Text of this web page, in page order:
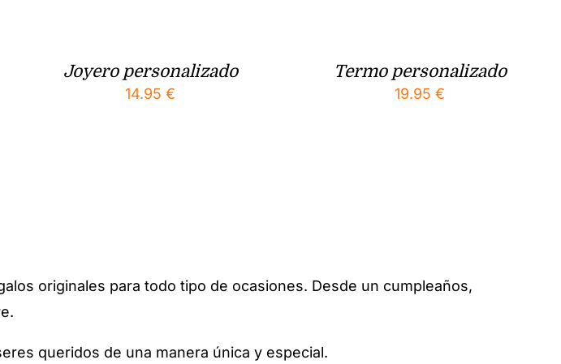
Joyero personalizado
14.95€
Termo personalizado
19.95€
originales para todo tipo de ocasiones. Desde un cumpleaños,
queridos de una manera única y especial.